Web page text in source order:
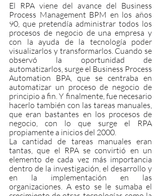
El RPA viene del avance del Business
Process Management BPM en los años
90, que pretendía administrar todos los
procesos de negocio de una empresa y
con la ayuda de la tecnología poder
visualizarlos y transformarlos. Cuando se
observó la oportunidad de
automatizarlos, surge el Business Process
Automation BPA, que se centraba en
automatizar un proceso de negocio de
principio a fin. Y finalmente, fue necesario
hacerlo también con las tareas manuales,
que eran bastantes en los procesos de
negocio, con lo que surge el RPA
propiamente a inicios del 2000.
La cantidad de tareas manuales eran
tantas, que el RPA se convirtió en un
elemento de cada vez más importancia
dentro de la investigación, el desarrollo y
en la implementación en las
organizaciones. A esto se le sumaba el